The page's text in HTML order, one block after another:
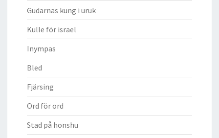
Gudarnas kung i uruk
Kulle för israel
Inympas
Bled
Fjärsing
Ord för ord
Stad på honshu